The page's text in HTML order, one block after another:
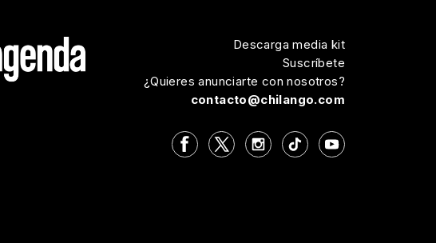
Descarga media kit
Suscríbete
¿Quieres anunciarte con nosotros?
contacto@chilango.com